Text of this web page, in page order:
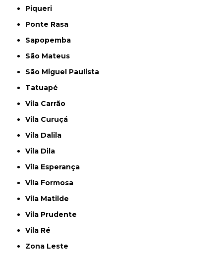
Piqueri
Ponte Rasa
Sapopemba
São Mateus
São Miguel Paulista
Tatuapé
Vila Carrão
Vila Curuçá
Vila Dalila
Vila Dila
Vila Esperança
Vila Formosa
Vila Matilde
Vila Prudente
Vila Ré
Zona Leste